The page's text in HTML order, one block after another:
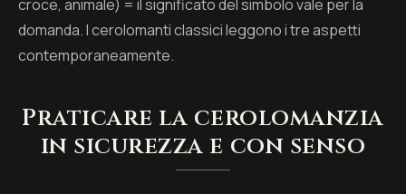
croce, animale) = il significato del simbolo vale per la
domanda. I cerolomanti classici leggono i tre aspetti
contemporaneamente.
Praticare la cerolomanzia
in sicurezza e con senso